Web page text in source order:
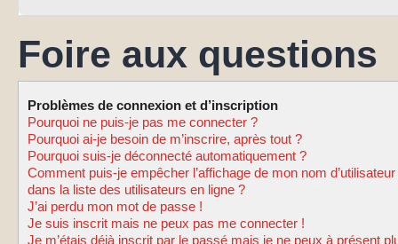
Foire aux questions
Problèmes de connexion et d’inscription
Pourquoi ne puis-je pas me connecter ?
Pourquoi ai-je besoin de m’inscrire, après tout ?
Pourquoi suis-je déconnecté automatiquement ?
Comment puis-je empêcher l’affichage de mon nom d’utilisateur
dans la liste des utilisateurs en ligne ?
J’ai perdu mon mot de passe !
Je suis inscrit mais ne peux pas me connecter !
Je m’étais déjà inscrit par le passé mais je ne peux à présent